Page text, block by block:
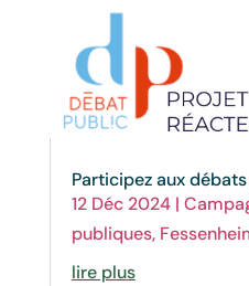
Participez aux
12 Déc 2024|
publiques,
lire plus